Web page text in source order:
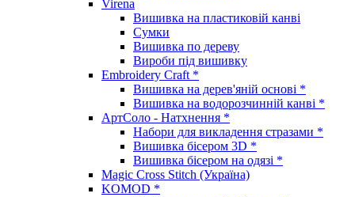
Virena
Вишивка на пластиковій канві
Сумки
Вишивка по дереву
Вироби під вишивку
Embroidery Craft *
Вишивка на дерев'яній основі *
Вишивка на водорозчинній канві *
АртСоло - Натхнення *
Набори для викладення стразами *
Вишивка бісером 3D *
Вишивка бісером на одязі *
Magic Cross Stitch (Україна)
KOMOD *